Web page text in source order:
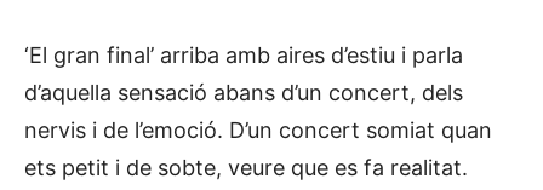
‘El gran final’ arriba amb aires d’estiu i parla
d’aquella sensació abans d’un concert, dels
nervis i de l’emoció. D’un concert somiat quan
ets petit i de sobte, veure que es fa realitat.